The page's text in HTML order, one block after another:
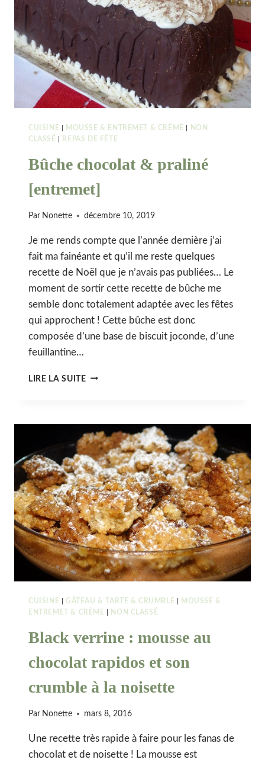
CUISINE MOUSSE & ENTREMET & CRÈME
NON
CLASSÉ
REPAS DE FÊTE
Bûche chocolat & praliné
[entremet]
Par Nonette décembre 10, 2019
Je me rends compte que l’année dernière j’ai
fait ma fainéante et qu’il me reste quelques
recette de Noël que je n’avais pas publiées… Le
moment de sortir cette recette de bûche me
semble donc totalement adaptée avec les fêtes
qui approchent ! Cette bûche est donc
composée d’une base de biscuit joconde, d’une
feuillantine…
LIRE LA SUITEBÛCHE
[ENTREMET]
CUISINE GÂTEAU & TARTE & CRUMBLE
MOUSSE &
ENTREMET & CRÈME
NON CLASSÉ
Black verrine : mousse au
chocolat rapidos et son
crumble à la noisette
Par Nonette mars 8, 2016
Une recette très rapide à faire pour les fanas de
chocolat et de noisette ! La mousse est